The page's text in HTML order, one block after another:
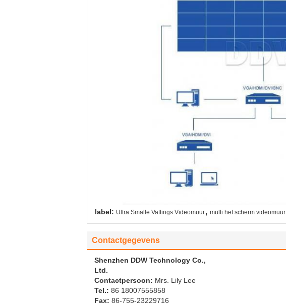
label: Ultra Smalle Vattings Videomuur, multi het scherm videomuur
Contactgegevens
Shenzhen DDW Technology Co.,
Ltd.
Contactpersoon: Mrs. Lily Lee
Tel.: 86 18007555858
Fax: 86-755-23229716